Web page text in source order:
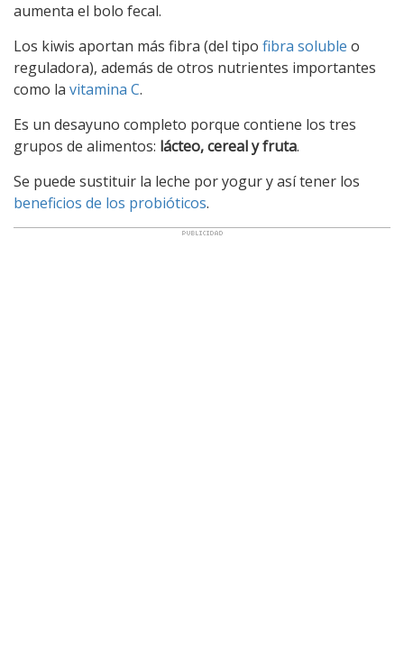
aumenta el bolo fecal.
Los kiwis aportan más fibra (del tipo fibra soluble o
reguladora), además de otros nutrientes importantes
como la vitamina C.
Es un desayuno completo porque contiene los tres
grupos de alimentos: lácteo, cereal y fruta.
Se puede sustituir la leche por yogur y así tener los
beneficios de los probióticos.